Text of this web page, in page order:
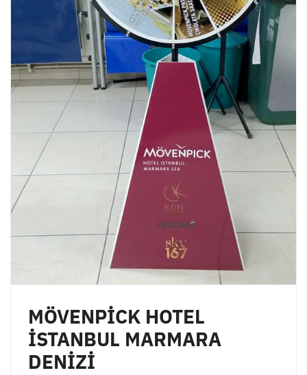
MÖVENPİCK HOTEL
İSTANBUL MARMARA
DENİZİ